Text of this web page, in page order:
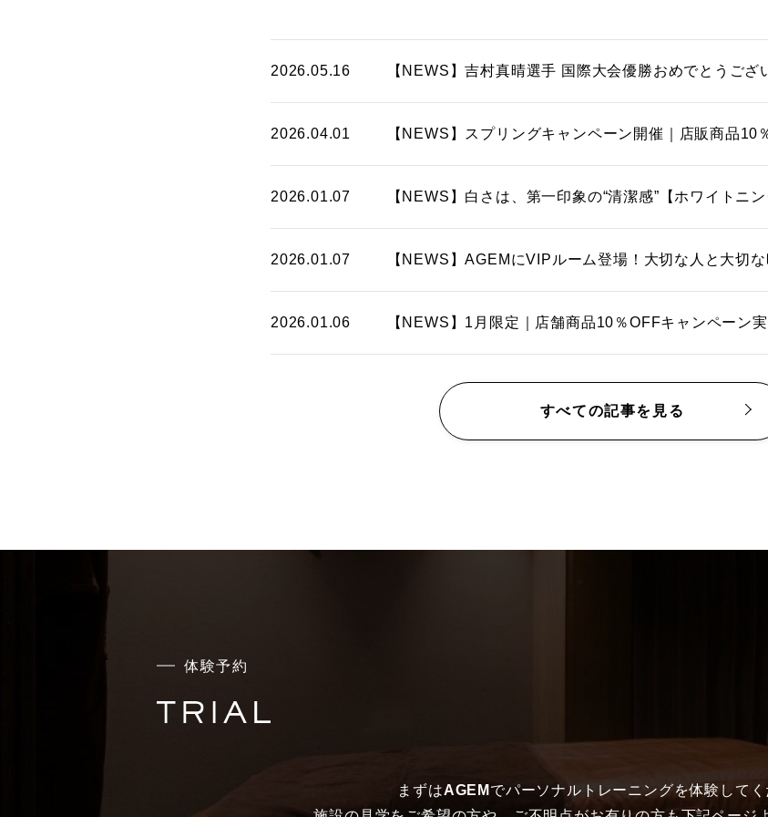
2026.05.16 【NEWS】吉村真晴選手 国際大会優勝おめでとうござ
2026.04.01 【NEWS】スプリングキャンペーン開催｜店販商品10
2026.01.07 【NEWS】白さは、第一印象の“清潔感”【ホワイトニン
2026.01.07 【NEWS】AGEMにVIPルーム登場！大切な人と大切な
2026.01.06 【NEWS】1月限定｜店舗商品10％OFFキャンペーン
すべての記事を見る
体験予約
まずはAGEM でパーソナルトレーニングを体験してく